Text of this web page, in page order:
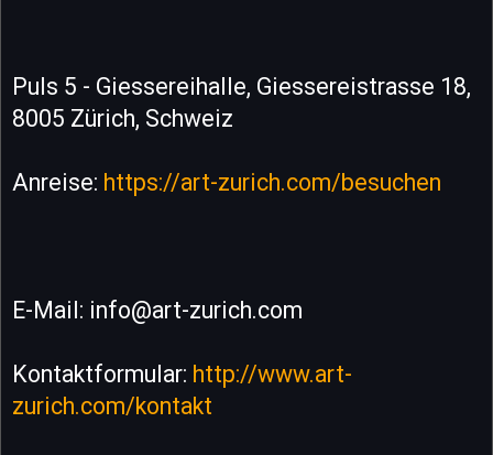
Puls 5 - Giessereihalle, Giessereistrasse 18,
8005 Zürich, Schweiz
Anreise: https://art-zurich.com/besuchen
E-Mail: info@art-zurich.com
Kontaktformular: http://www.art-
zurich.com/kontakt